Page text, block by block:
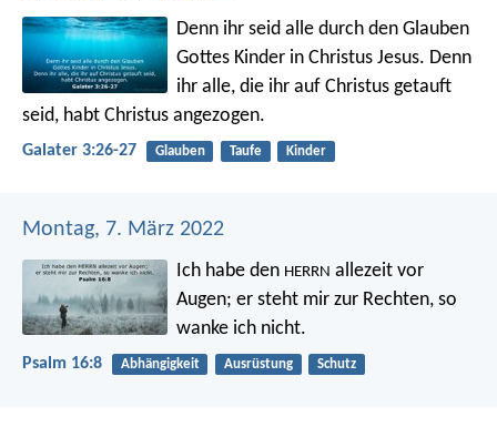
Denn ihr seid alle durch den Glauben
Gottes Kinder in Christus Jesus. Denn
ihr alle, die ihr auf Christus getauft
seid, habt Christus angezogen.
Galater 3:26-27 Glauben Taufe Kinder
Montag, 7. März 2022
Ich habe den HERRN allezeit vor
Augen; er steht mir zur Rechten, so
wanke ich nicht.
Psalm 16:8 Abhängigkeit Ausrüstung Schutz